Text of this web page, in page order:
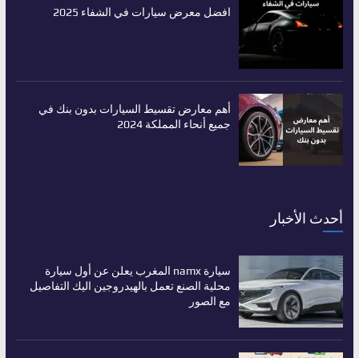
افضل معرض سيارات في الشفاء 2025
أهم معارض تقسيط السيارات بدون بنك في
جميع أنحاء المملكة 2024
أحدث الأخبار
سيارة namx المغرب يعلن عن أول سيارة
محلية الصنع تعمل بالهيدروجين اليك التفاصيل
مع الصور